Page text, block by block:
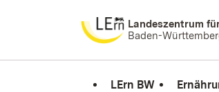
Zum Inhalt springenLandeszentrum
Baden-
LErn BW